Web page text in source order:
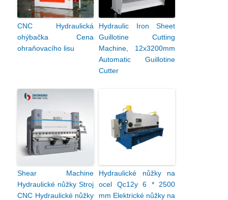
CNC Hydraulická
ohýbačka Cena
ohraňovacího lisu
Hydraulic Iron Sheet
Guillotine Cutting
Machine, 12x3200mm
Automatic Guillotine
Cutter
Shear Machine
Hydraulické nůžky Stroj
CNC Hydraulické nůžky
Hydraulické nůžky na
ocel Qc12y 6 * 2500
mm Elektrické nůžky na